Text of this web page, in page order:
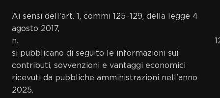
Ai sensi dell'art. 1, commi 125–129, della legge 4
agosto 2017,
n.
si pubblicano di seguito le informazioni sui
contributi, sovvenzioni e vantaggi economici
ricevuti da pubbliche amministrazioni nell'anno
2025.